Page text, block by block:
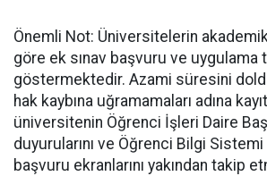
​Önemli Not: Üniversitelerin
göre ek sınav başvuru ve uygulama
göstermektedir. Azami süresini
hak kaybına uğramamaları adına
üniversitenin Öğrenci İşleri Daire
duyurularını ve Öğrenci Bilgi
başvuru ekranlarını yakından takip